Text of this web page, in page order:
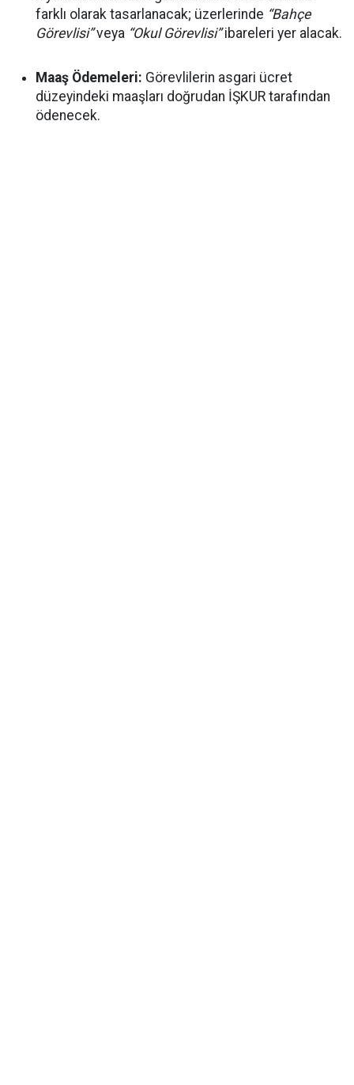
farklı olarak tasarlanacak; üzerlerinde “Bahçe
Görevlisi”veya “Okul Görevlisi”ibareleri yer alacak.
Maaş Ödemeleri: Görevlilerin asgari ücret
düzeyindeki maaşları doğrudan İŞKUR tarafından
ödenecek.